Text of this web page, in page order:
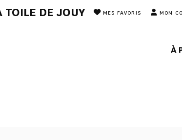
TOILE DE JOUY MES FAVORIS MON
À